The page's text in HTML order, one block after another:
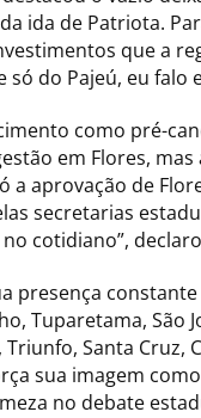
ida de Patriota.
que a
só do Pajeú, eu
como pré-
em Flores,
a aprovação de
secretarias
cotidiano”,
presença
Tuparetama, São
Santa Cruz,
sua imagem
no debate